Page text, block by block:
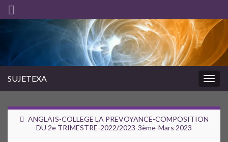
SUJETEXA
ANGLAIS-COLLEGE LA PREVOYANCE-COMPOSITION
DU 2e TRIMESTRE-2022/2023-3ème-Mars 2023